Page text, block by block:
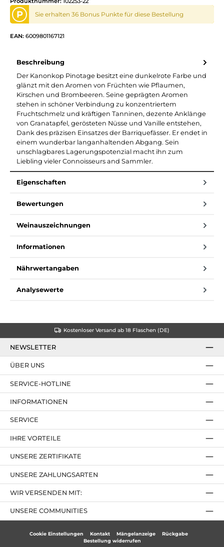
P Sie erhalten 36 Bonus Punkte für diese Bestellung
EAN: 6009801167121
Beschreibung
Der Kanonkop Pinotage besitzt eine dunkelrote Farbe und
glänzt mit den Aromen von Früchten wie Pflaumen,
Kirschen und Brombeeren. Seine geprägten Aromen
stehen in schöner Verbindung zu konzentriertem
Fruchtschmelz und kräftigen Tanninen, dezente Anklänge
von Granatapfel, gerösteten Nüsse und Vanille entstehen,
Dank des präzisen Einsatzes der Barriquefässer. Er endet in
einem wunderbar langanhaltenden Abgang. Sein
unschlagbares Lagerungspotenzial macht ihn zum
Liebling vieler Connoisseurs and Sammler.
Eigenschaften
Bewertungen
Weinauszeichnungen
Informationen
Nährwertangaben
Analysewerte
Kostenloser Versand ab 18 Flaschen (DE)
NEWSLETTER
SERVICE-HOTLINE
IHRE VORTEILE
UNSERE ZAHLUNGSARTEN
ÜBER UNS
UNSERE ZERTIFIKATE
INFORMATIONEN
SERVICE
UNSERE COMMUNITIES
WIR VERSENDEN MIT:
Cookie Einstellungen Kontakt Mängelanzeige
Rückgabe
Bestellung widerrufen